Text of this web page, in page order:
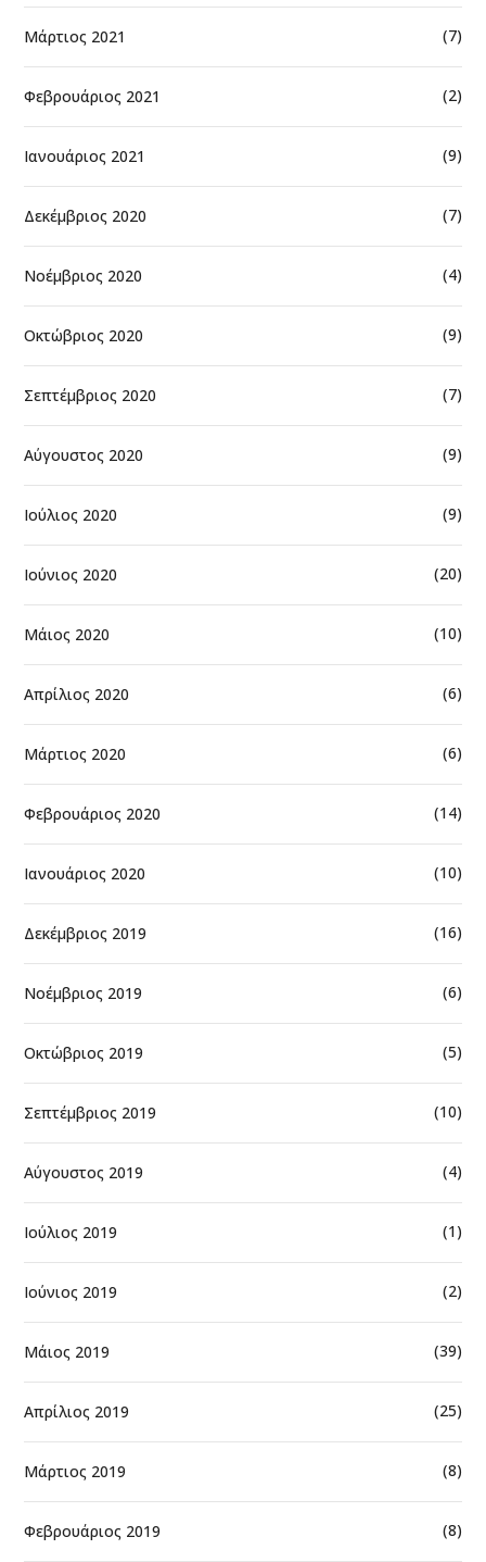
Μάρτιος 2021 (7)
Φεβρουάριος 2021 (2)
Ιανουάριος 2021 (9)
Δεκέμβριος 2020 (7)
Νοέμβριος 2020 (4)
Οκτώβριος 2020 (9)
Σεπτέμβριος 2020 (7)
Αύγουστος 2020 (9)
Ιούλιος 2020 (9)
Ιούνιος 2020 (20)
Μάιος 2020 (10)
Απρίλιος 2020 (6)
Μάρτιος 2020 (6)
Φεβρουάριος 2020 (14)
Ιανουάριος 2020 (10)
Δεκέμβριος 2019 (16)
Νοέμβριος 2019 (6)
Οκτώβριος 2019 (5)
Σεπτέμβριος 2019 (10)
Αύγουστος 2019 (4)
Ιούλιος 2019 (1)
Ιούνιος 2019 (2)
Μάιος 2019 (39)
Απρίλιος 2019 (25)
Μάρτιος 2019 (8)
Φεβρουάριος 2019 (8)